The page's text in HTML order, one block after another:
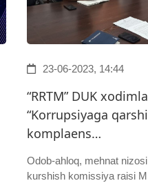
23-06-2023, 14:44
“RRTM” DUK
“Korrupsiyaga
komplaens…
Odob-ahloq, mehnat
kurshish komissiya raisi